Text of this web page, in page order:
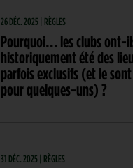
26 DÉC. 2025 | RÈGLES
Pourquoi… les clubs ont-
historiquement été des
parfois exclusifs (et le
pour quelques-uns) ?
31 DÉC. 2025 | RÈGLES